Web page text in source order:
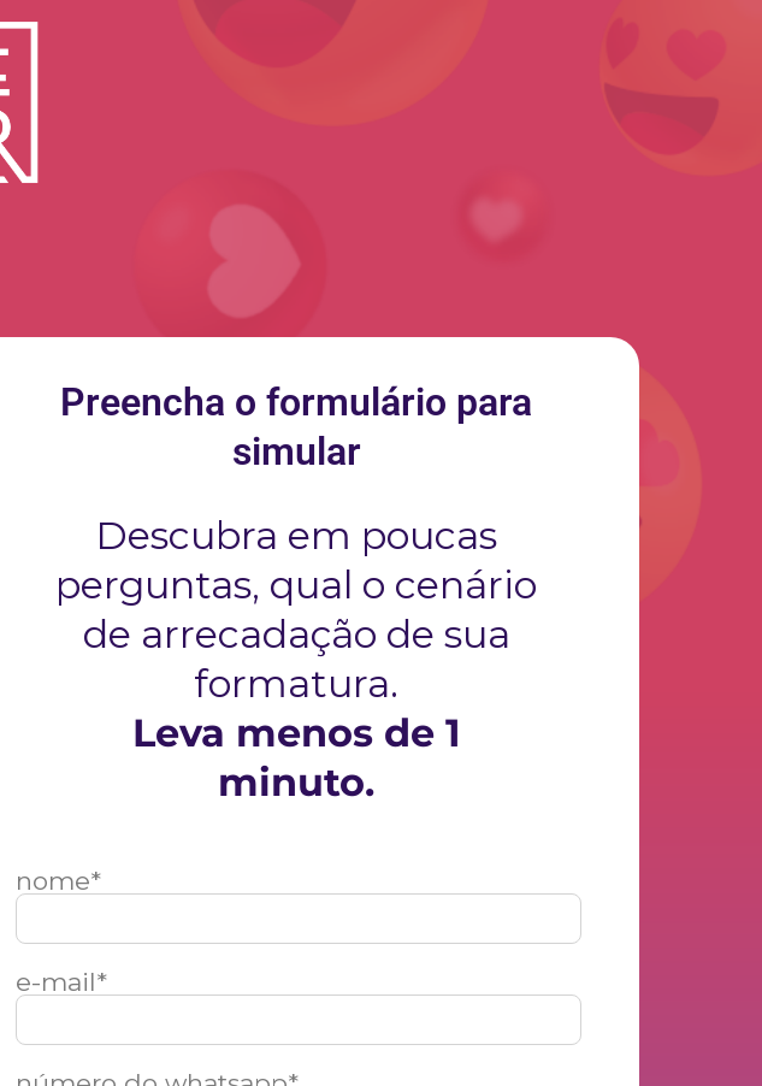
Preencha o formulário para
simular
Descubra em poucas
perguntas, qual o cenário
de arrecadação de sua
formatura.
Leva menos de 1
minuto.
nome*
e-mail*